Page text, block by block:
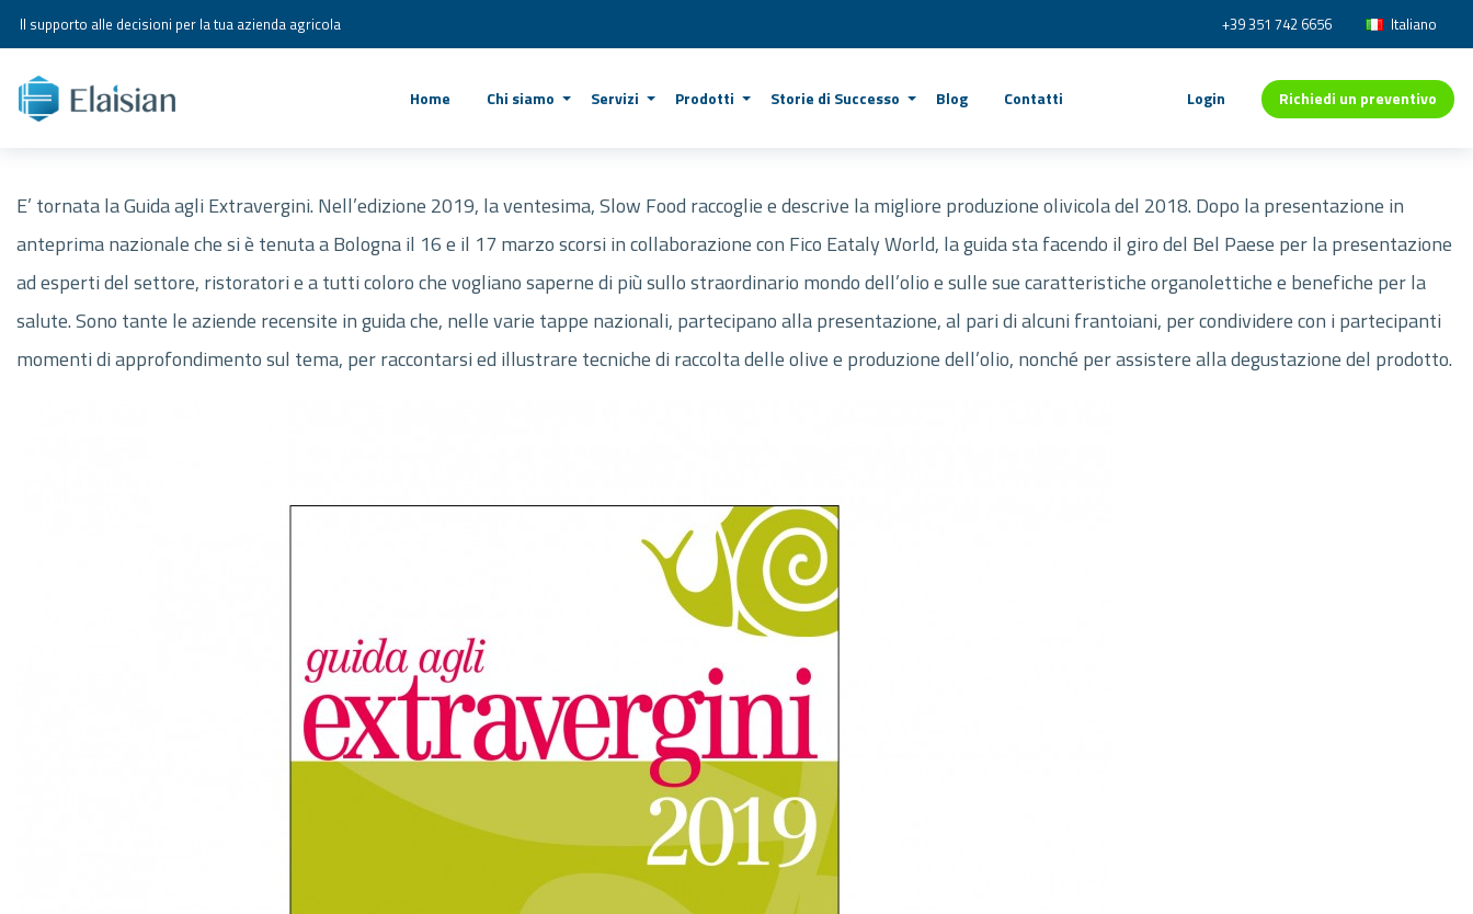
Il supporto alle decisioni per la tua azienda agricola +39 351 742 6656 Italiano
Home Chi siamo Servizi Prodotti Storie di Successo Blog Contatti Login Richiedi un preventivo
E’ tornata la Guida agli Extravergini. Nell’edizione 2019, la ventesima, Slow Food raccoglie e descrive la migliore produzione olivicola del 2018. Dopo la presentazione in
anteprima nazionale che si è tenuta a Bologna il 16 e il 17 marzo scorsi in collaborazione con Fico Eataly World, la guida sta facendo il giro del Bel Paese per la presentazione
ad esperti del settore, ristoratori e a tutti coloro che vogliano saperne di più sullo straordinario mondo dell’olio e sulle sue caratteristiche organolettiche e benefiche per la
salute. Sono tante le aziende recensite in guida che, nelle varie tappe nazionali, partecipano alla presentazione, al pari di alcuni frantoiani, per condividere con i partecipanti
momenti di approfondimento sul tema, per raccontarsi ed illustrare tecniche di raccolta delle olive e produzione dell’olio, nonché per assistere alla degustazione del prodotto.